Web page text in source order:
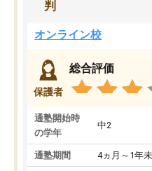
判
オンライン校
保護者
総合評価
通塾開始時
の学年
中2
通塾期間 4ヵ月～1年